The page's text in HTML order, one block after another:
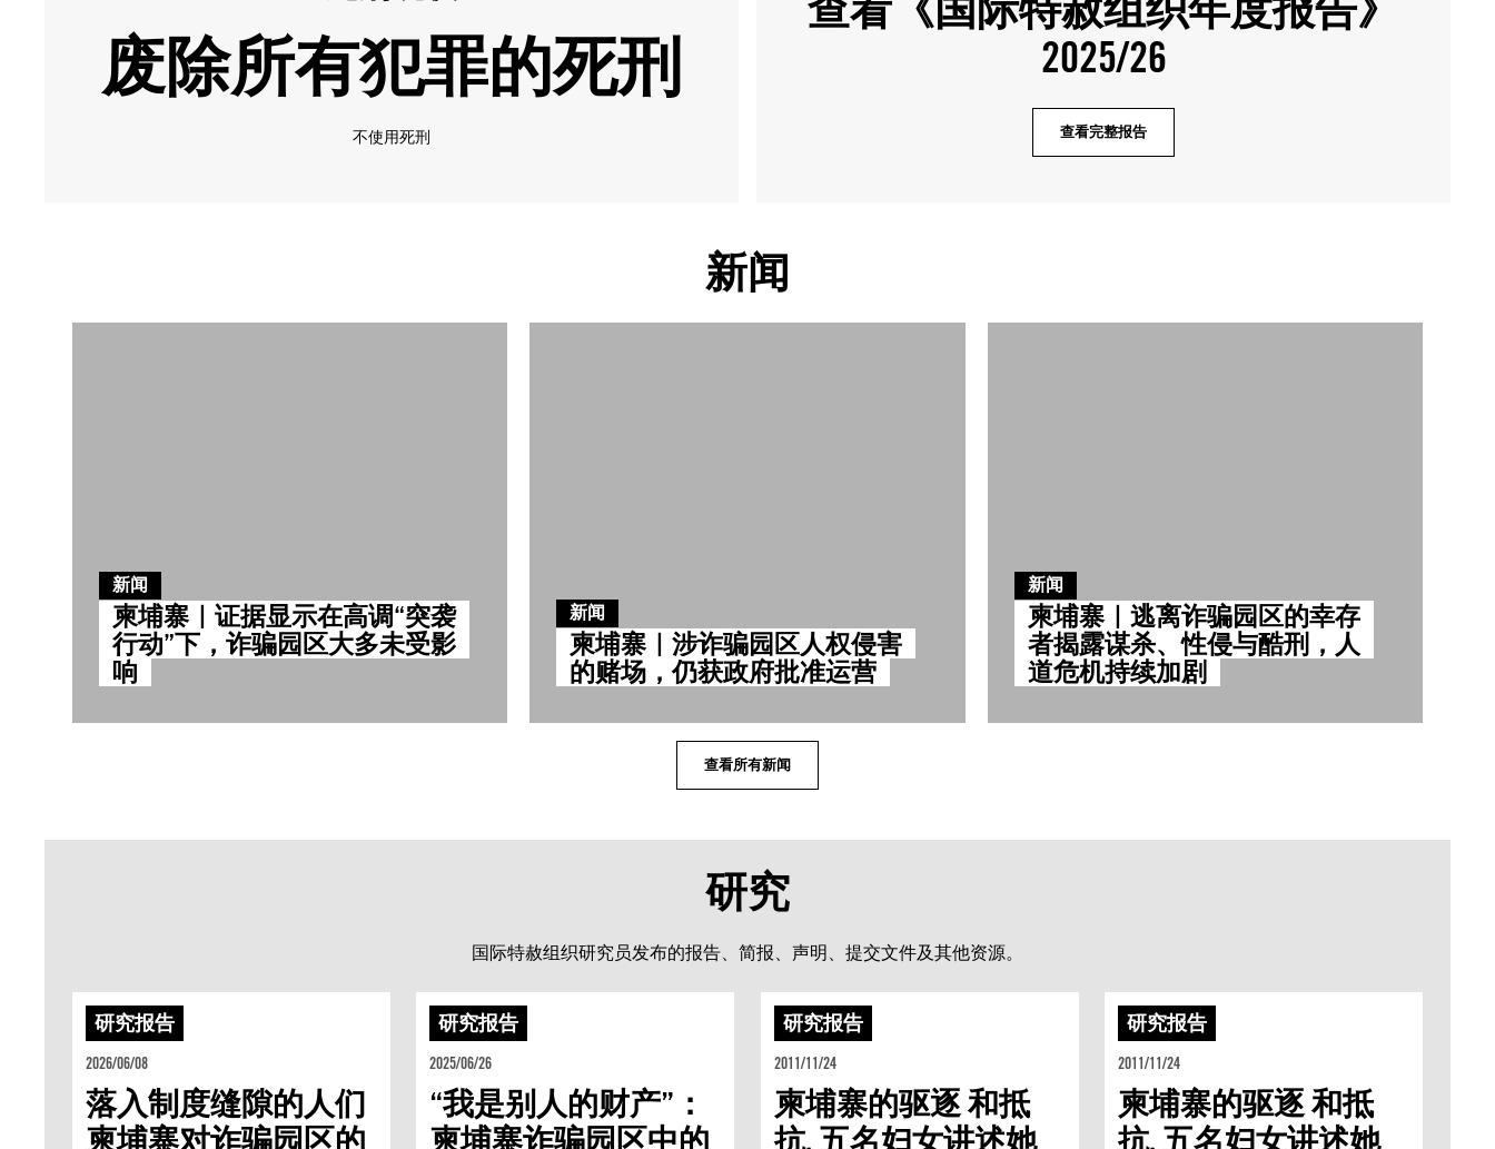
废除所有犯罪的死刑
不使用死刑
2025/26
查看完整报告
新闻
新闻
柬埔寨｜证据显示在高调“突袭
行动”下，诈骗园区大多未受影
响
新闻
柬埔寨｜涉诈骗园区人权侵害
的赌场，仍获政府批准运营
新闻
柬埔寨｜逃离诈骗园区的幸存
者揭露谋杀、性侵与酷刑，人
道危机持续加剧
查看所有新闻
研究
国际特赦组织研究员发布的报告、简报、声明、提交文件及其他资源。
研究报告
2026/06/08
落入制度缝隙的人们
柬埔寨对诈骗园区的
研究报告
2025/06/26
“我是别人的财产”：
柬埔寨诈骗园区中的
研究报告
2011/11/24
柬埔寨的驱逐 和抵
抗. 五名妇女讲述她
研究报告
2011/11/24
柬埔寨的驱逐 和抵
抗. 五名妇女讲述她